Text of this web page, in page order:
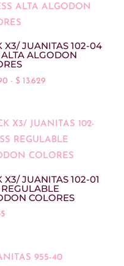
X3/ JUANITAS 102-04
ALTA ALGODON
- $ 13.629
desde
$ 13.090
hasta
$ 13.629
X3/ JUANITAS 102-01
REGULABLE
COLORES